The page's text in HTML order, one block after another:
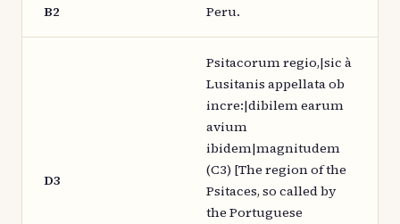
B2 Peru.
D3
Psitacorum regio,|sic à
Lusitanis appellata ob
incre:|dibilem earum
avium
ibidem|magnitudem
(C3) [The region of the
Psitaces, so called by
the Portuguese